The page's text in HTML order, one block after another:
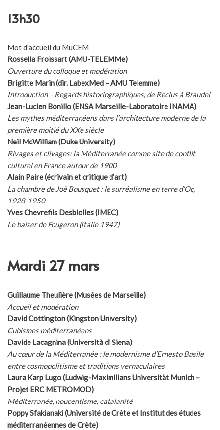
13h30
Mot d’accueil du MuCEM
Rossella Froissart (AMU-TELEMMe)
Ouverture du colloque et modération
Brigitte Marin (dir. LabexMed – AMU Telemme)
Introduction – Regards historiographiques, de Reclus à Braudel
Jean-Lucien Bonillo (ENSA Marseille-Laboratoire INAMA)
Les mythes méditerranéens dans l’architecture moderne de la
première moitié du XXe siècle
Neil McWilliam (Duke University)
Rivages et clivages: la Méditerranée comme site de conflit
culturel en France autour de 1900
Alain Paire (écrivain et critique d’art)
La chambre de Joë Bousquet : le surréalisme en terre d’Oc,
1928-1950
Yves Chevrefils Desbiolles (IMEC)
Le baiser de Fougeron (Italie 1947)
Mardi 27 mars
Guillaume Theulière (Musées de Marseille)
Accueil et modération
David Cottington (Kingston University)
Cubismes méditerranéens
Davide Lacagnina (Università di Siena)
Au cœur de la Méditerranée : le modernisme d’Ernesto Basile
entre cosmopolitisme et traditions vernaculaires
Laura Karp Lugo (Ludwig-Maximilians Universität Munich –
Projet ERC METROMOD)
Méditerranée, noucentisme, catalanité
Poppy Sfakianaki (Université de Crète et Institut des études
méditerranéennes de Crète)